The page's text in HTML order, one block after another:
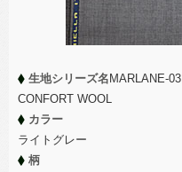
生地シリーズ名 MARLANE-03
CONFORT WOOL
カラー
ライトグレー
柄